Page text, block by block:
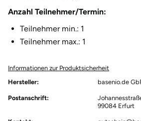
Anzahl Teilnehmer/Termin:
Teilnehmer min.: 1
Teilnehmer max.: 1
Informationen zur Produktsicherheit
Hersteller:
basenio.de
Postanschrift:
99084 Erfurt
Gera
Gersfeld
Göppingen